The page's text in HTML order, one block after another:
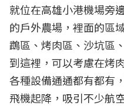
就位在高雄小港機場旁
的戶外農場，裡面的區
鵡區、烤肉區、沙坑區
到這裡，可以考慮在烤
各種設備通通都有都有
飛機起降，吸引不少航